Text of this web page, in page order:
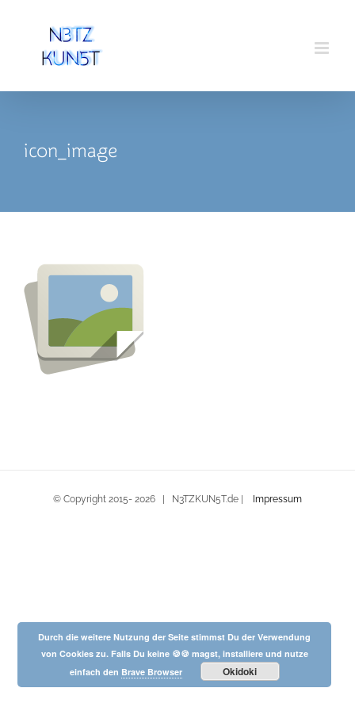
springen
icon_image
© Copyright 2015- 2026 | N3TZKUN5T.de | Impressum
Durch die weitere Nutzung der Seite stimmst Du der Verwendung
von Cookies zu. Falls Du keine 🍪🍪 magst, installiere und nutze
einfach den Brave Browser Okidoki